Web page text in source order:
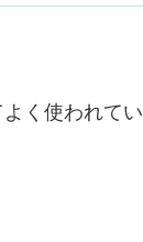
く使われてい